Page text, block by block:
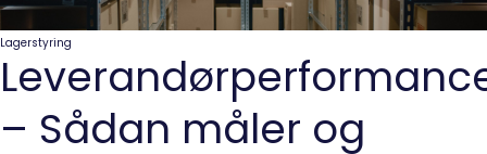
Lagerstyring
– Sådan måler og